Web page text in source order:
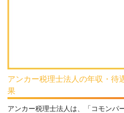
アンカー税理士法人の年収・待
果
アンカー税理士法人は、「コモンパ